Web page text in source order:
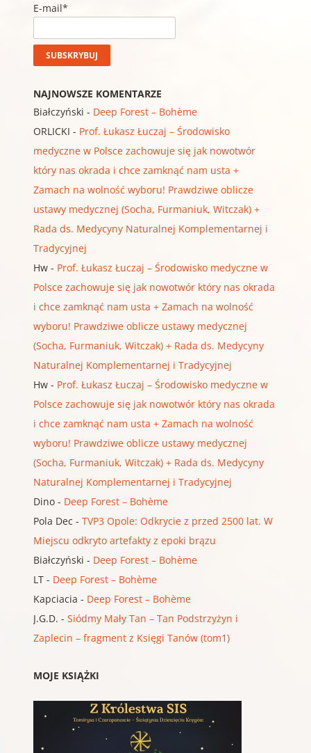
E-mail*
NAJNOWSZE KOMENTARZE
Białczyński - Deep Forest – Bohème
ORLICKI - Prof. Łukasz Łuczaj – Środowisko
medyczne w Polsce zachowuje się jak nowotwór
który nas okrada i chce zamknąć nam usta +
Zamach na wolność wyboru! Prawdziwe oblicze
ustawy medycznej (Socha, Furmaniuk, Witczak) +
Rada ds. Medycyny Naturalnej Komplementarnej i
Tradycyjnej
Hw- Prof. Łukasz Łuczaj – Środowisko medyczne w
Polsce zachowuje się jak nowotwór który nas okrada
i chce zamknąć nam usta + Zamach na wolność
wyboru! Prawdziwe oblicze ustawy medycznej
(Socha, Furmaniuk, Witczak) + Rada ds. Medycyny
Naturalnej Komplementarnej i Tradycyjnej
Hw- Prof. Łukasz Łuczaj – Środowisko medyczne w
Polsce zachowuje się jak nowotwór który nas okrada
i chce zamknąć nam usta + Zamach na wolność
wyboru! Prawdziwe oblicze ustawy medycznej
(Socha, Furmaniuk, Witczak) + Rada ds. Medycyny
Naturalnej Komplementarnej i Tradycyjnej
Dino- Deep Forest – Bohème
Pola Dec - TVP3 Opole: Odkrycie z przed 2500 lat. W
Miejscu odkryto artefakty z epoki brązu
Białczyński - Deep Forest – Bohème
LT- Deep Forest – Bohème
Kapciacia - Deep Forest – Bohème
J.G.D. - Siódmy Mały Tan – Tan Podstrzyżyn i
Zaplecin – fragment z Księgi Tanów (tom1)
MOJE KSIĄŻKI